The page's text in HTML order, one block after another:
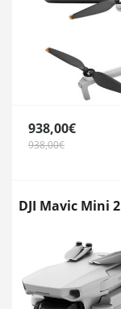
938,00€
938,00€
DJI Mavic Mini 2